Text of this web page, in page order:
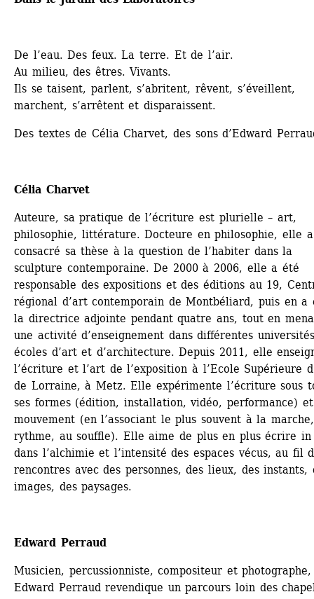
De l’eau. Des feux. La terre. Et de l’air.
Au milieu, des êtres. Vivants.
Ils se taisent, parlent, s’abritent, rêvent, s’éveillent,
marchent, s’arrêtent et disparaissent.
Des textes de Célia Charvet, des sons d’Edward
Célia Charvet
Auteure, sa pratique de l’écriture est plurielle – art,
philosophie, littérature. Docteure en philosophie, elle a
consacré sa thèse à la question de l’habiter dans la
sculpture contemporaine. De 2000 à 2006, elle a été
responsable des expositions et des éditions au 19,
régional d’art contemporain de Montbéliard, puis en a
la directrice adjointe pendant quatre ans, tout en
une activité d’enseignement dans différentes
écoles d’art et d’architecture. Depuis 2011, elle
l’écriture et l’art de l’exposition à l’Ecole Supérieure
de Lorraine, à Metz. Elle expérimente l’écriture sous
ses formes (édition, installation, vidéo, performance)
mouvement (en l’associant le plus souvent à la
rythme, au souffle). Elle aime de plus en plus écrire
dans l’alchimie et l’intensité des espaces vécus, au fil
rencontres avec des personnes, des lieux, des instants,
images, des paysages.
Edward Perraud
Musicien, percussionniste, compositeur et photographe,
Edward Perraud revendique un parcours loin des